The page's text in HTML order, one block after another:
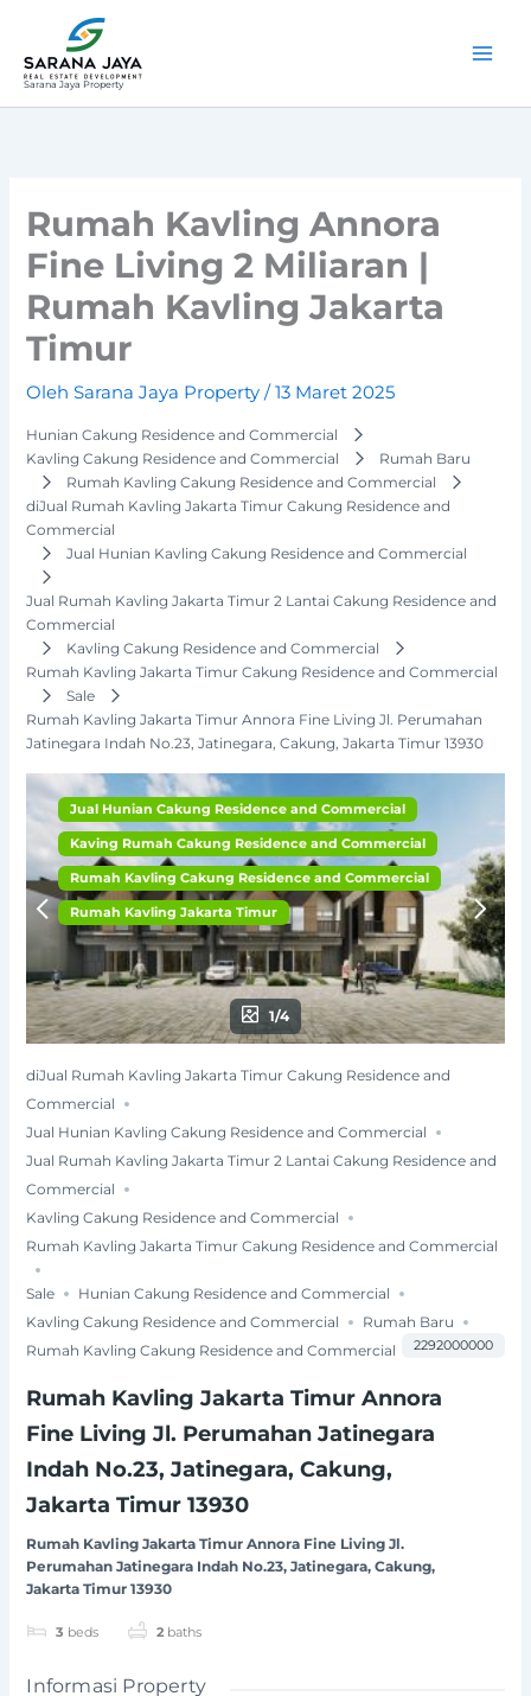
konten
Sarana Jaya Property
Rumah Kavling Annora
Fine Living 2 Miliaran |
Rumah Kavling Jakarta
Timur
OlehSarana Jaya Property/13 Maret 2025
Hunian Cakung Residence and Commercial
Kavling Cakung Residence and Commercial
Rumah Baru
Rumah Kavling Cakung Residence and Commercial
diJual Rumah Kavling Jakarta Timur Cakung Residence and
Commercial
Jual Hunian Kavling Cakung Residence and Commercial
Jual Rumah Kavling Jakarta Timur 2 Lantai Cakung Residence and
Commercial
Kavling Cakung Residence and Commercial
Rumah Kavling Jakarta Timur Cakung Residence and Commercial
Sale
Rumah Kavling Jakarta Timur Annora Fine Living Jl. Perumahan
Jatinegara Indah No.23, Jatinegara, Cakung, Jakarta Timur 13930
Jual Hunian Cakung Residence and Commercial
Kaving Rumah Cakung Residence and Commercial
Rumah Kavling Cakung Residence and Commercial
Rumah Kavling Jakarta Timur
1/4
diJual Rumah Kavling Jakarta Timur Cakung Residence and
Commercial
Jual Hunian Kavling Cakung Residence and Commercial
Jual Rumah Kavling Jakarta Timur 2 Lantai Cakung Residence and
Commercial
Kavling Cakung Residence and Commercial
Rumah Kavling Jakarta Timur Cakung Residence and Commercial
Sale
Hunian Cakung Residence and Commercial
Kavling Cakung Residence and Commercial
Rumah Baru
Rumah Kavling Cakung Residence and Commercial
Rumah Kavling Jakarta Timur Annora
Fine Living Jl. Perumahan Jatinegara
Indah No.23, Jatinegara, Cakung,
Jakarta Timur 13930
Rumah Kavling Jakarta Timur Annora Fine Living Jl.
Perumahan Jatinegara Indah No.23, Jatinegara, Cakung,
Jakarta Timur 13930
3 beds 2 baths
2292000000
Informasi Property